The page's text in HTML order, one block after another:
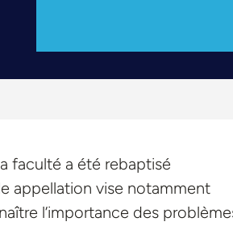
faculté a été rebaptisé
appellation vise notamment
l’importance des